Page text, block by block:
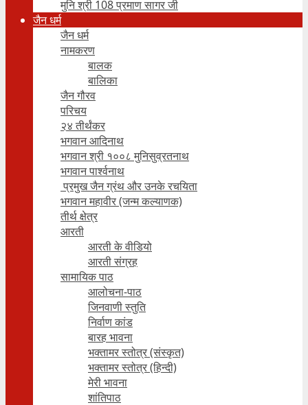
मुनि श्री 108 प्रमाण सागर जी
जैन धर्म
जैन धर्म
नामकरण
बालक
बालिका
जैन गौरव
परिचय
२४ तीर्थंकर
भगवान आदिनाथ
भगवान श्री १००८ मुनिसुव्रतनाथ
भगवान पार्श्वनाथ
प्रमुख जैन ग्रंथ और उनके रचयिता
भगवान महावीर (जन्म कल्याणक)
तीर्थ क्षेत्र
आरती
आरती के वीडियो
आरती संग्रह
सामायिक पाठ
आलोचना-पाठ
जिनवाणी स्तुति
निर्वाण कांड
बारह भावना
भक्तामर स्तोत्र (संस्कृत)
भक्तामर स्तोत्र (हिन्दी)
मेरी भावना
शांतिपाठ